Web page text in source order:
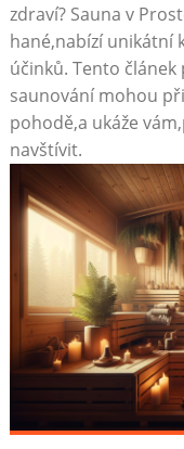
zdraví? Sauna v
hané,nabízí unikátní
účinků. Tento
saunování mohou
pohodě,a ukáže
navštívit.